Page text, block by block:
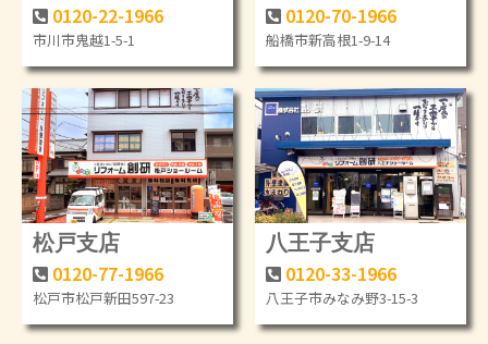
0120-22-1966
市川市鬼越1-5-1
0120-70-1966
船橋市新高根1-9-14
松戸支店
0120-77-1966
松戸市松戸新田597-23
八王子支店
0120-33-1966
八王子市みなみ野3-15-3